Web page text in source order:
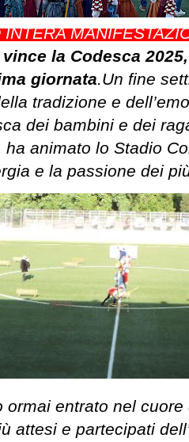
la Codesca
giornata .Un fine
tradizione e
dei bambini e dei
animato lo Stadio
e la passione dei
ormai entrato nel
attesi e partecipati